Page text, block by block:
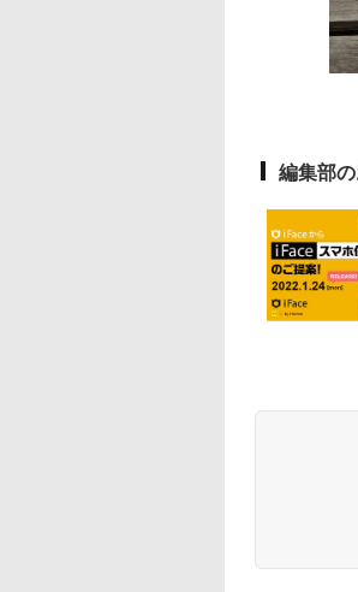
編集部